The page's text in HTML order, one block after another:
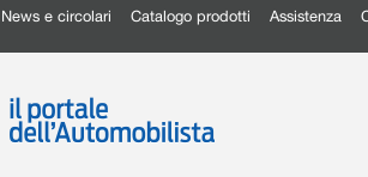
News e circolari Catalogo prodotti Assistenza